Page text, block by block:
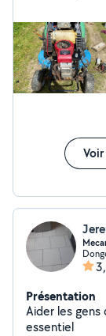
Présentation
Aider les gens
essentiel